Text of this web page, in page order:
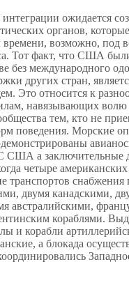
ожидается
органов,
времени, возможно, под
Тот факт, что США
без международного
других стран,
Это относится к
навязывающих волю
тем, кто не
поведения. Морские
США а заключительные
четыре
транспортов
двумя канадскими,
австралийскими,
кораблями.
и корабли
а блокада